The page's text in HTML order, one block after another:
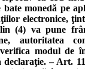
bate monedă pe
electronice,
(4) va pune
autoritatea
modul de
– Art.